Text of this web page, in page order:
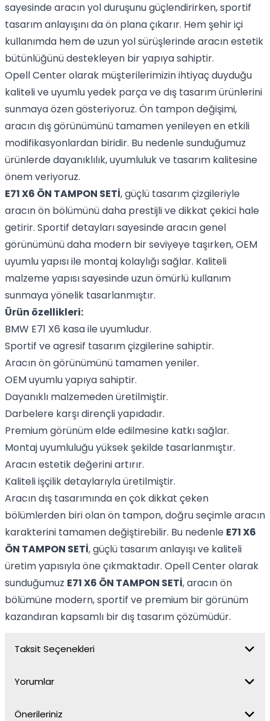
sayesinde aracın yol duruşunu güçlendirirken, sportif
tasarım anlayışını da ön plana çıkarır. Hem şehir içi
kullanımda hem de uzun yol sürüşlerinde aracın estetik
bütünlüğünü destekleyen bir yapıya sahiptir.
Opell Center olarak müşterilerimizin ihtiyaç duyduğu
kaliteli ve uyumlu yedek parça ve dış tasarım ürünlerini
sunmaya özen gösteriyoruz. Ön tampon değişimi,
aracın dış görünümünü tamamen yenileyen en etkili
modifikasyonlardan biridir. Bu nedenle sunduğumuz
ürünlerde dayanıklılık, uyumluluk ve tasarım kalitesine
önem veriyoruz.
E71 X6 ÖN TAMPON SETİ, güçlü tasarım çizgileriyle
aracın ön bölümünü daha prestijli ve dikkat çekici hale
getirir. Sportif detayları sayesinde aracın genel
görünümünü daha modern bir seviyeye taşırken, OEM
uyumlu yapısı ile montaj kolaylığı sağlar. Kaliteli
malzeme yapısı sayesinde uzun ömürlü kullanım
sunmaya yönelik tasarlanmıştır.
Ürün özellikleri:
BMW E71 X6 kasa ile uyumludur.
Sportif ve agresif tasarım çizgilerine sahiptir.
Aracın ön görünümünü tamamen yeniler.
OEM uyumlu yapıya sahiptir.
Dayanıklı malzemeden üretilmiştir.
Darbelere karşı dirençli yapıdadır.
Premium görünüm elde edilmesine katkı sağlar.
Montaj uyumluluğu yüksek şekilde tasarlanmıştır.
Aracın estetik değerini artırır.
Kaliteli işçilik detaylarıyla üretilmiştir.
Aracın dış tasarımında en çok dikkat çeken
bölümlerden biri olan ön tampon, doğru seçimle aracın
karakterini tamamen değiştirebilir. Bu nedenle E71 X6
ÖN TAMPON SETİ, güçlü tasarım anlayışı ve kaliteli
üretim yapısıyla öne çıkmaktadır. Opell Center olarak
sunduğumuz E71 X6 ÖN TAMPON SETİ, aracın ön
bölümüne modern, sportif ve premium bir görünüm
kazandıran kapsamlı bir dış tasarım çözümüdür.
Taksit Seçenekleri
Yorumlar
Önerileriniz